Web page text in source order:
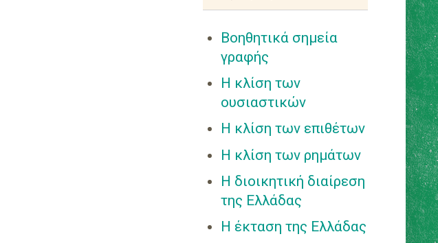
Δώδεκα μήνες
αθλητές
Εισαγωγή στη
συμμετρία
Παίξτε με τη
συμμετρία
Βρείτε τις διαφορές
σχολικό
Βοηθητικά σημεία
γραφής
Η κλίση των
ουσιαστικών
Η κλίση των επιθέτων
Η κλίση των ρημάτων
Η διοικητική διαίρεση
της Ελλάδας
Η έκταση της Ελλάδας